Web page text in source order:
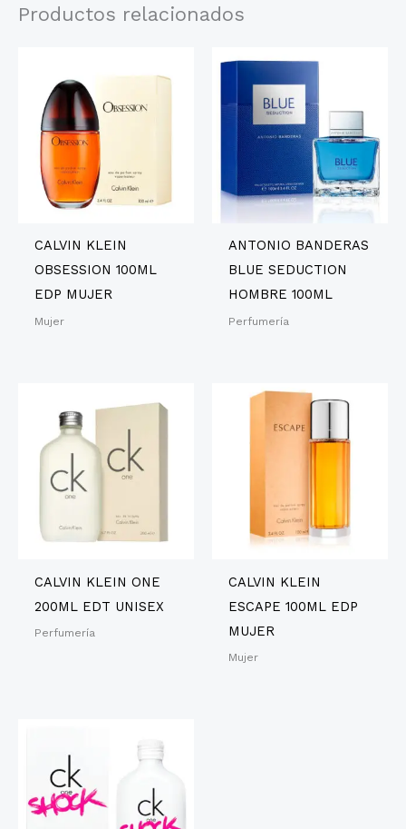
Productos relacionados
CALVIN KLEIN
OBSESSION 100ML
EDP MUJER
Mujer
ANTONIO BANDERAS
BLUE SEDUCTION
HOMBRE 100ML
Perfumería
CALVIN KLEIN ONE
200ML EDT UNISEX
Perfumería
CALVIN KLEIN
ESCAPE 100ML EDP
MUJER
Mujer